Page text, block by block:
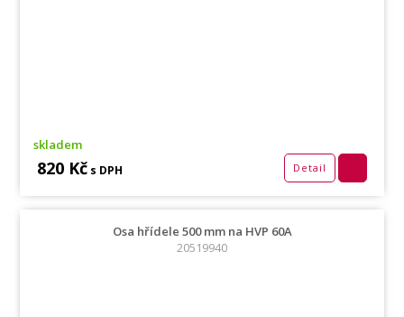
skladem
820 Kč s DPH Detail
Osa hřídele 500 mm na HVP 60A
20519940